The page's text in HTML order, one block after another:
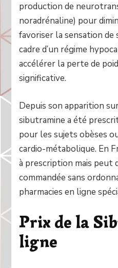
production de
noradrénaline) pour
favoriser la sensation de
cadre d’un régime
accélérer la perte de
significative.
Depuis son apparition
sibutramine a été
pour les sujets obèses
cardio-métabolique. En
à prescription mais peut
commandée sans
pharmacies en ligne
Prix de la
ligne